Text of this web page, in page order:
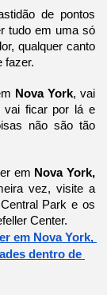
de pontos
tudo em uma só
qualquer canto
fazer.
Nova York, vai
vai ficar por lá e
não são tão
em
vez, visite a
Park e os
Center.
em Nova York,
dentro de